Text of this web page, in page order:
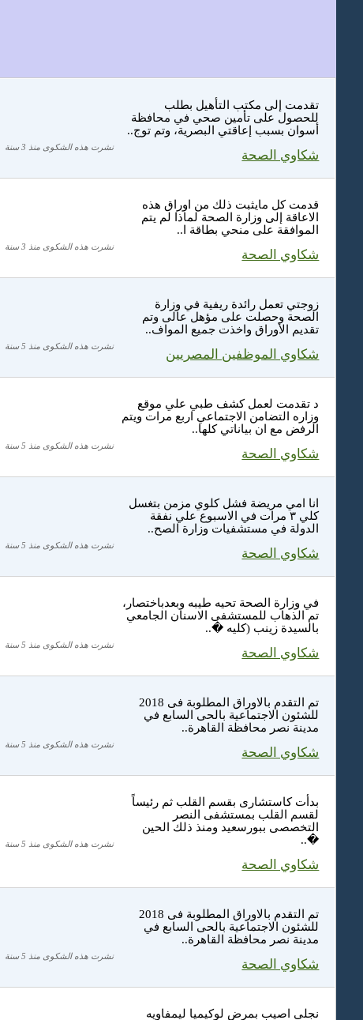
تقدمت إلى مكتب التأهيل بطلب
للحصول على تأمين صحي في محافظة
أسوان بسبب إعاقتي البصرية، وتم توج..
شكاوي الصحة
نشرت هذه الشكوى منذ 3 سنة
قدمت كل مايثبت ذلك من اوراق هذه
الاعاقة إلى وزارة الصحة لماذا لم يتم
الموافقة على منحي بطاقة ا..
شكاوي الصحة
نشرت هذه الشكوى منذ 3 سنة
زوجتي تعمل رائدة ريفية في وزارة
الصحة وحصلت على مؤهل عالى وتم
تقديم الأوراق واخذت جميع المواف..
شكاوي الموظفين المصريين
نشرت هذه الشكوى منذ 5 سنة
د تقدمت لعمل كشف طبي علي موقع
وزاره التضامن الاجتماعي اربع مرات ويتم
الرفض مع ان بياناتي كلها..
شكاوي الصحة
نشرت هذه الشكوى منذ 5 سنة
انا امي مريضة فشل كلوي مزمن بتغسل
كلي ٣ مرات في الاسبوع علي نفقة
الدولة في مستشفيات وزارة الصح..
شكاوي الصحة
نشرت هذه الشكوى منذ 5 سنة
في وزارة الصحة تحيه طيبه وبعدباختصار،
تم الذهاب للمستشفى الاسنان الجامعي
بالسيدة زينب (كليه �..
شكاوي الصحة
نشرت هذه الشكوى منذ 5 سنة
تم التقدم بالاوراق المطلوبة فى 2018
للشئون الاجتماعية بالحى السابع في
مدينة نصر محافظة القاهرة..
شكاوي الصحة
نشرت هذه الشكوى منذ 5 سنة
بدأت كاستشارى بقسم القلب ثم رئيساً
لقسم القلب بمستشفى النصر
التخصصى ببورسعيد ومنذ ذلك الحين
�..
شكاوي الصحة
نشرت هذه الشكوى منذ 5 سنة
تم التقدم بالاوراق المطلوبة فى 2018
للشئون الاجتماعية بالحى السابع في
مدينة نصر محافظة القاهرة..
شكاوي الصحة
نشرت هذه الشكوى منذ 5 سنة
نجلى اصيب بمرض لوكيميا ليمفاويه